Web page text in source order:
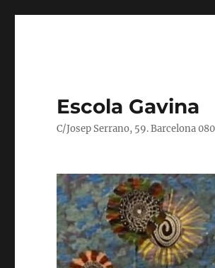
Escola Gavina
C/Josep Serrano, 59. Barcelona